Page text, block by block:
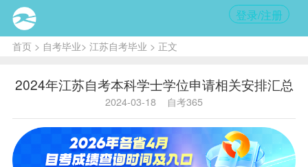
登录/注册
首页> 自考毕业> 江苏自考毕业 > 正文
2024年江苏自考本科学士学位申请相关安排汇总
2024-03-18 自考365